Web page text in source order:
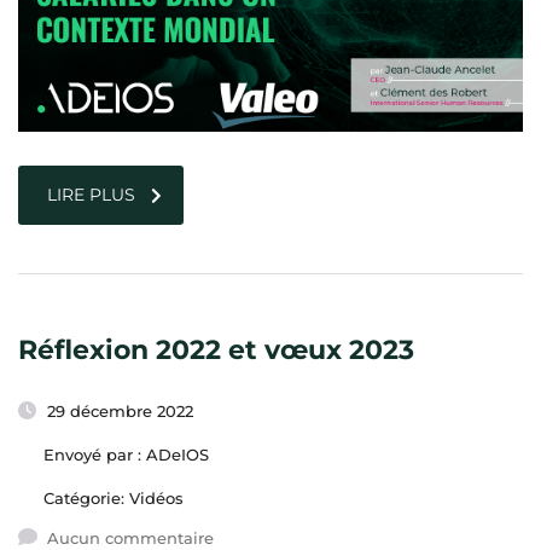
LIRE PLUS
Réflexion 2022 et vœux 2023
29 décembre 2022
Envoyé par : ADeIOS
Catégorie: Vidéos
Aucun commentaire